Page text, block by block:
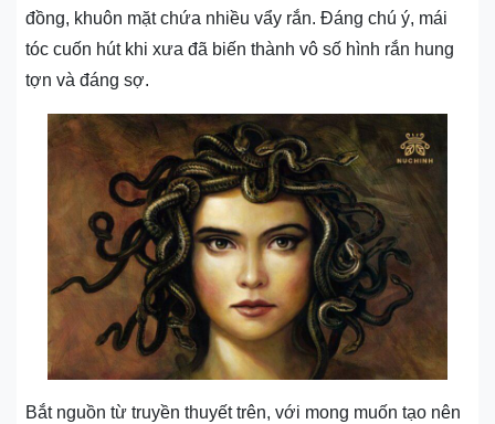
đồng, khuôn mặt chứa nhiều vẩy rắn. Đáng chú ý, mái
tóc cuốn hút khi xưa đã biến thành vô số hình rắn hung
tợn và đáng sợ.
Bắt nguồn từ truyền thuyết trên, với mong muốn tạo nên